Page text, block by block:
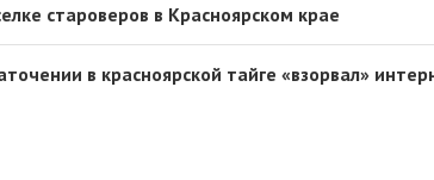
староверов в Красноярском крае
в красноярской тайге «взорвал»